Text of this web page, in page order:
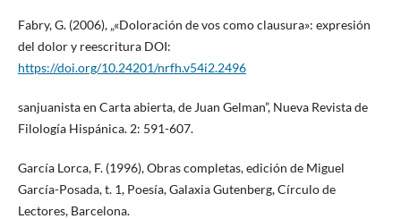
Fabry, G. (2006), „«Doloración de vos como clausura»: expresión
del dolor y reescritura DOI:
https://doi.org/10.24201/nrfh.v54i2.2496
sanjuanista en Carta abierta, de Juan Gelman”, Nueva Revista de
Filología Hispánica. 2: 591-607.
García Lorca, F. (1996), Obras completas, edición de Miguel
García-Posada, t. 1, Poesía, Galaxia Gutenberg, Círculo de
Lectores, Barcelona.